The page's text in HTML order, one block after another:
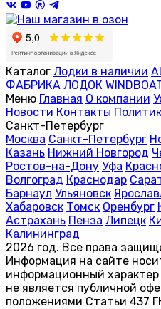
Каталог Лодки в наличии
ФАБРИКА ЛОДОК
Меню Главная О компании
Новости Контакты
Санкт-Петербург
Москва Санкт-Петербург
Казань Нижний Новгород
Ростов-на-Дону Уфа
Волгоград Краснодар
Барнаул Ульяновск
Хабаровск Томск Оренбург
Астрахань Пенза Липецк
Калининград
2026 год. Все права
Информация на сайте
информационный характер
не является публичной
положениями Статьи 437